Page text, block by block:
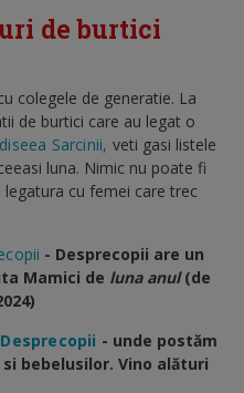
de burtici
colegele de generatie. La
de burtici care au legat o
Sarcinii, veti gasi listele
luna. Nimic nu poate fi
cu femei care trec
- Desprecopii are un
Mamici de luna anul (de
- unde postăm
bebelusilor. Vino alături